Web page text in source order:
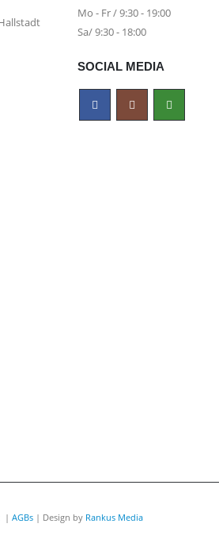
Mo - Fr / 9:30 - 19:00
Sa/ 9:30 - 18:00
SOCIAL MEDIA
| AGBs | Design by Rankus Media